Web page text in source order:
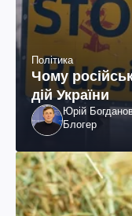
Політика
Чому
дій України
Юрій
Блогер